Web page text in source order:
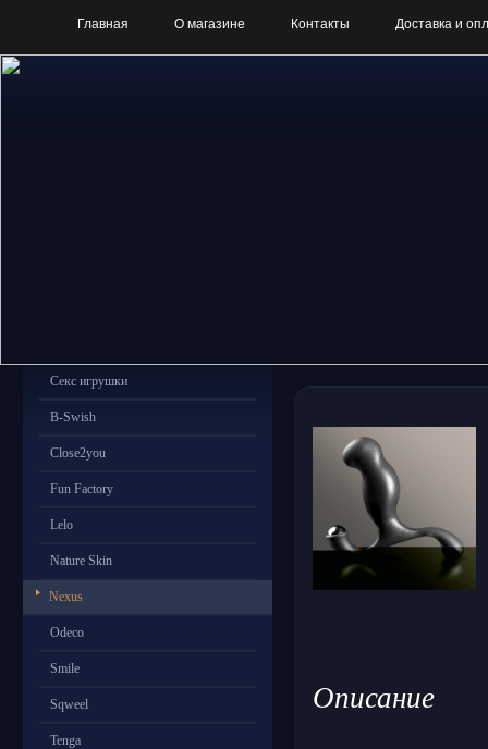
Главная О магазине Контакты Доставка и
Секс игрушки
B-Swish
Close2you
Fun Factory
Lelo
Nature Skin
Nexus
Odeco
Smile
Sqweel
Tenga
Описание